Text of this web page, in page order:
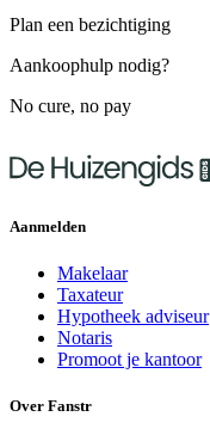
Plan een bezichtiging
Aankoophulp nodig?
No cure, no pay
Aanmelden
Makelaar
Taxateur
Hypotheek adviseur
Notaris
Promoot je kantoor
Over Fanstr